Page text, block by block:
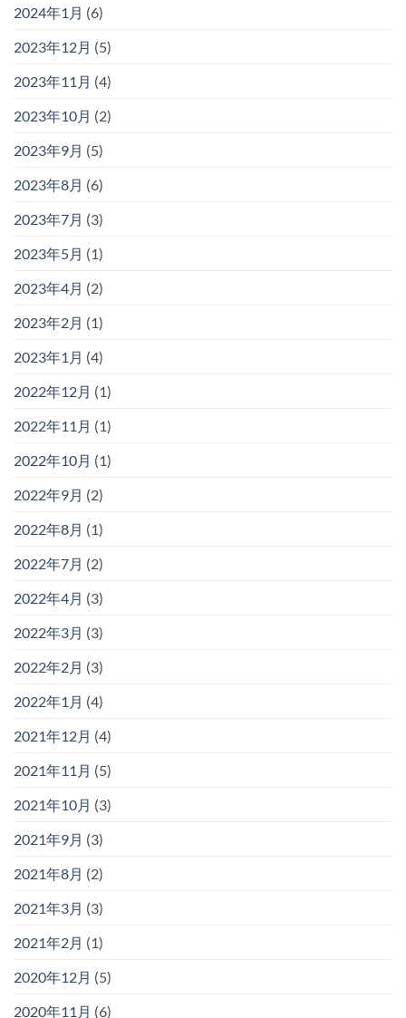
2024年1月 (6)
2023年12月 (5)
2023年11月 (4)
2023年10月 (2)
2023年9月 (5)
2023年8月 (6)
2023年7月 (3)
2023年5月 (1)
2023年4月 (2)
2023年2月 (1)
2023年1月 (4)
2022年12月 (1)
2022年11月 (1)
2022年10月 (1)
2022年9月 (2)
2022年8月 (1)
2022年7月 (2)
2022年4月 (3)
2022年3月 (3)
2022年2月 (3)
2022年1月 (4)
2021年12月 (4)
2021年11月 (5)
2021年10月 (3)
2021年9月 (3)
2021年8月 (2)
2021年3月 (3)
2021年2月 (1)
2020年12月 (5)
2020年11月 (6)